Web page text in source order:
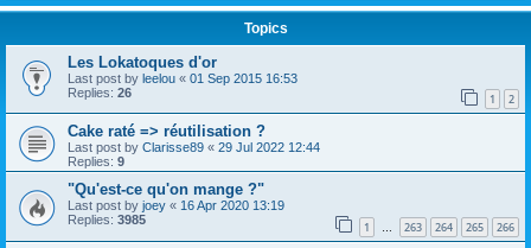
Topics
Les Lokatoques d'or
Last post by leelou « 01 Sep 2015 16:53
Replies: 26 1 2
Cake raté => réutilisation ?
Last post by Clarisse89 « 29 Jul 2022 12:44
Replies: 9
"Qu'est-ce qu'on mange ?"
Last post by joey « 16 Apr 2020 13:19
Replies: 3985 1 … 263 264 265 266